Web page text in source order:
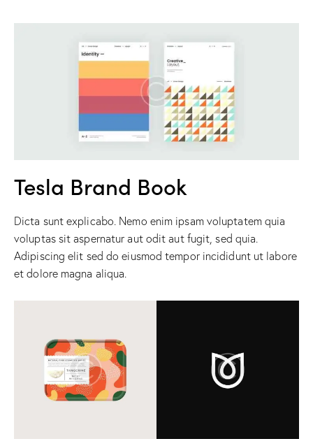
Tesla Brand Book
Dicta sunt explicabo. Nemo enim ipsam voluptatem quia
voluptas sit aspernatur aut odit aut fugit, sed quia.
Adipiscing elit sed do eiusmod tempor incididunt ut labore
et dolore magna aliqua.